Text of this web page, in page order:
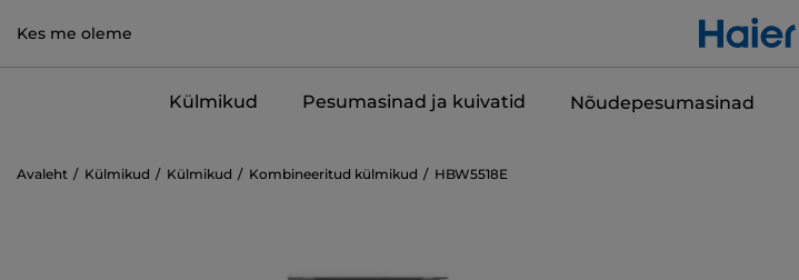
Kes me oleme
Külmikud Pesumasinad ja kuivatid Nõudepesumasinad
Avaleht Külmikud Külmikud Kombineeritud külmikud HBW5518E